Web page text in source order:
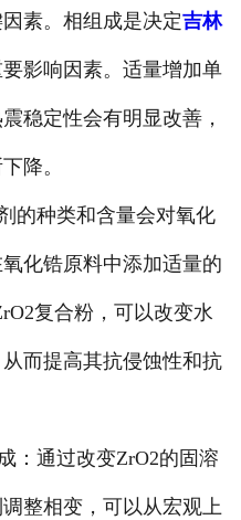
素。相组成是决定吉林
影响因素。适量增加单
稳定性会有明显改善，
降。
种类和含量会对氧化
化锆原料中添加适量的
复合粉，可以改变水
而提高其抗侵蚀性和抗
通过改变ZrO2的固溶
整相变，可以从宏观上